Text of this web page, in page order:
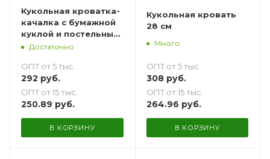
Кукольная кроватка-
качалка с бумажной
куклой и постельным
бельем 33 см
Достаточно
ОПТ от 5 тыс.
292 руб.
ОПТ от 15 тыс.
250.89 руб.
В КОРЗИНУ
Кукольная кровать
28 см
Много
ОПТ от 5 тыс.
308руб.
ОПТ от 15 тыс.
264.96 руб.
В КОРЗИНУ